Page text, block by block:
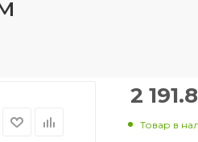
2
Товар в